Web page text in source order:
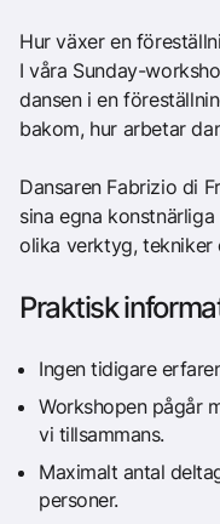
Hur växer en
I våra Sunday-
dansen i en
bakom, hur arbetar
Dansaren Fabrizio di
sina egna
olika verktyg, tekniker
Praktisk
Ingen tidigare
Workshopen pågår
vi tillsammans.
Maximalt antal
personer.